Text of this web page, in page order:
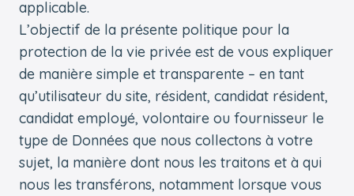
applicable.
L’objectif de la présente politique pour la
protection de la vie privée est de vous expliquer
de manière simple et transparente – en tant
qu’utilisateur du site, résident, candidat résident,
candidat employé, volontaire ou fournisseur le
type de Données que nous collectons à votre
sujet, la manière dont nous les traitons et à qui
nous les transférons, notamment lorsque vous